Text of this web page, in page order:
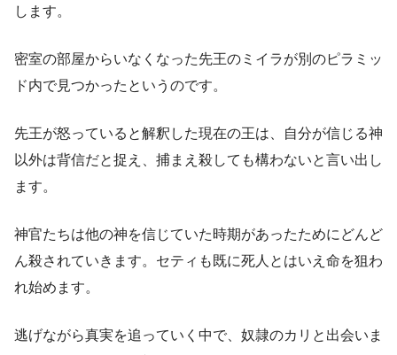
します。
密室の部屋からいなくなった先王のミイラが別のピラミッ
ド内で見つかったというのです。
先王が怒っていると解釈した現在の王は、自分が信じる神
以外は背信だと捉え、捕まえ殺しても構わないと言い出し
ます。
神官たちは他の神を信じていた時期があったためにどんど
ん殺されていきます。セティも既に死人とはいえ命を狙わ
れ始めます。
逃げながら真実を追っていく中で、奴隷のカリと出会いま